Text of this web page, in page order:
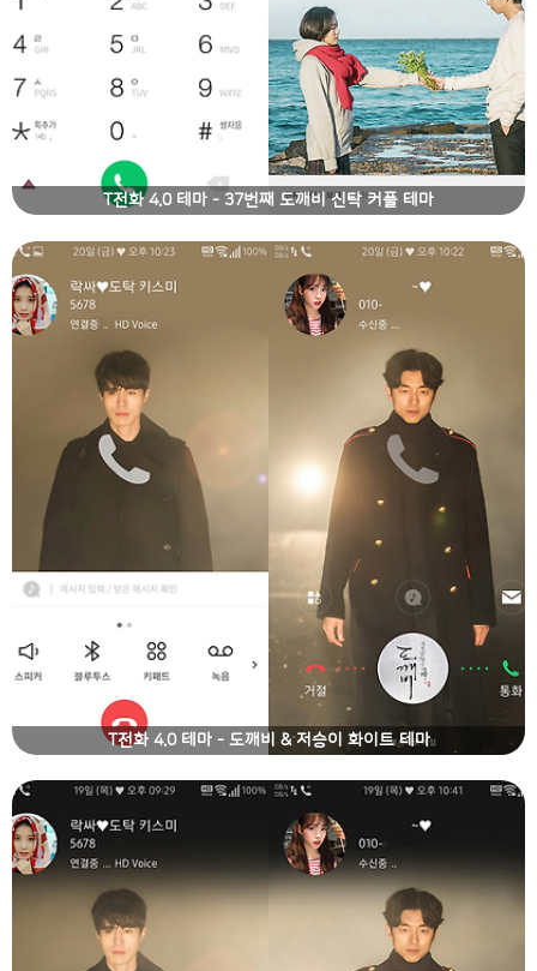
T전화 4.0 테마 - 37번째 도깨비 신탁 커플 테마
T전화 4.0 테마 - 도깨비 & 저승이 화이트 테마